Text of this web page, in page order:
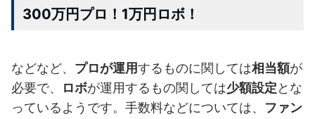
300万円プロ！1万円ロボ！
などなど、 プロが運用するものに関しては相当額が
必要で、
ロボが運用するもの関しては少額設定とな
っているようです。手数料などについては、 ファン